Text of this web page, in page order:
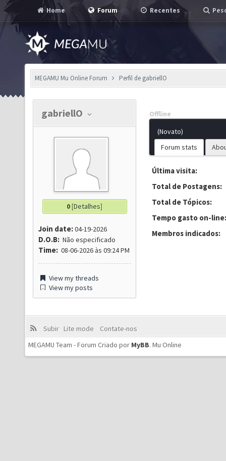
Home Forum Recentes
MEGAMU Mu Online Forum Perfil de gabriellO
gabriellO
0[Detalhes]
Join date:04-19-2026
D.O.B: Não especificado
Time: 08-06-2026 às 09:24 PM
View my threads
View my posts
Offline
(Novato)
Forum stats
Última visita:
Total de Postagens:
Total de Tópicos:
Tempo gasto on-line:
Membros indicados:
Subir Lite mode
Contate-nos
MEGAMU Team - Forum Criado por MyBB. Mu Online